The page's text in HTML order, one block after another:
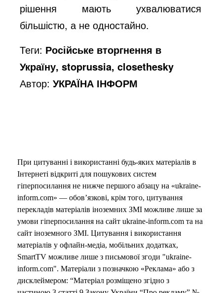
рішення мають ухвалюватися
більшістю, а не одностайно.
Теги: Російське вторгнення в
Україну, stoprussia, closethesky
Автор:УКРАЇНА ІНФОРМ
При цитуванні і використанні будь-яких матеріалів в
Інтернеті відкриті для пошукових систем
гіперпосилання не нижче першого абзацу на «ukraine-
inform.com» — обов’язкові, крім того, цитування
перекладів матеріалів іноземних ЗМІ можливе лише за
умови гіперпосилання на сайт ukraine-inform.com та на
сайт іноземного ЗМІ. Цитування і використання
матеріалів у офлайн-медіа, мобільних додатках,
SmartTV можливе лише з письмової згоди "ukraine-
inform.com". Матеріали з позначкою «Реклама» або з
дисклеймером: “Матеріал розміщено згідно з